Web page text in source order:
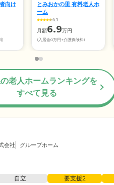
向け
)
とみおかの里 有料老人ホ
ーム
4.1
月額6.9万円
(入居金0万円+介護保険料)
老人ホームランキングを
すべて見る
会社 グループホーム
自立 要支援2